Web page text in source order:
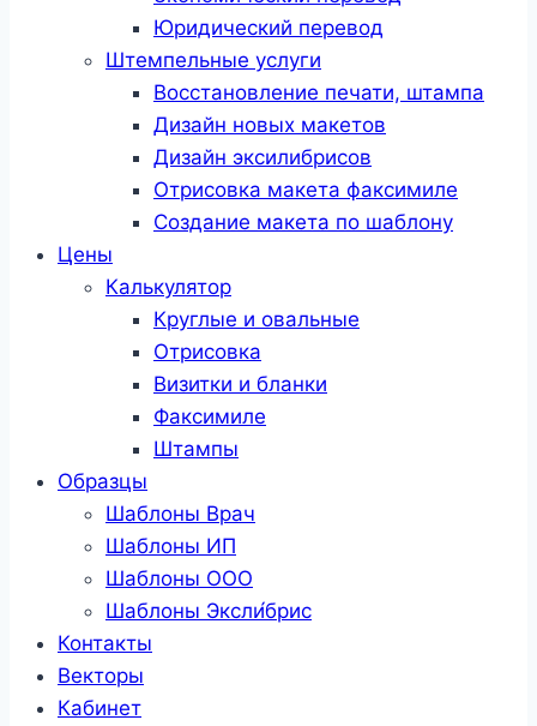
Юридический перевод
Штемпельные услуги
Восстановление печати, штампа
Дизайн новых макетов
Дизайн эксилибрисов
Отрисовка макета факсимиле
Создание макета по шаблону
Цены
Калькулятор
Круглые и овальные
Отрисовка
Визитки и бланки
Факсимиле
Штампы
Образцы
Шаблоны Врач
Шаблоны ИП
Шаблоны ООО
Шаблоны Эксли́брис
Контакты
Векторы
Кабинет